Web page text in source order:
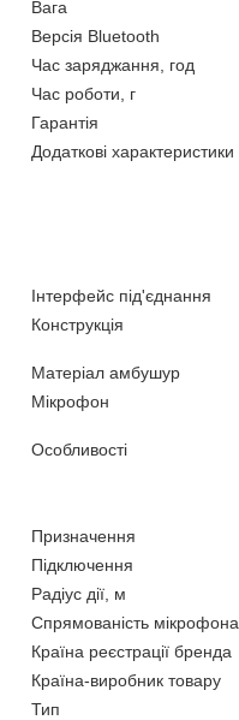
Вага
Версія Bluetooth
Час заряджання, год
Час роботи, г
Гарантія
Додаткові характеристики
Інтерфейс під'єднання
Конструкція
Матеріал амбушур
Мікрофон
Особливості
Призначення
Підключення
Радіус дії, м
Спрямованість мікрофона
Країна реєстрації бренда
Країна-виробник товару
Тип